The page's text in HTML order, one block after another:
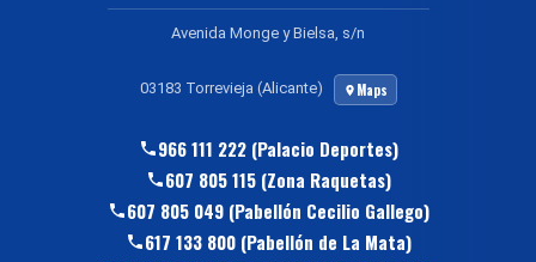
Avenida Monge y Bielsa, s/n
03183 Torrevieja (Alicante) Maps
966 111 222 (Palacio Deportes)
607 805 115 (Zona Raquetas)
607 805 049 (Pabellón Cecilio Gallego)
617 133 800 (Pabellón de La Mata)